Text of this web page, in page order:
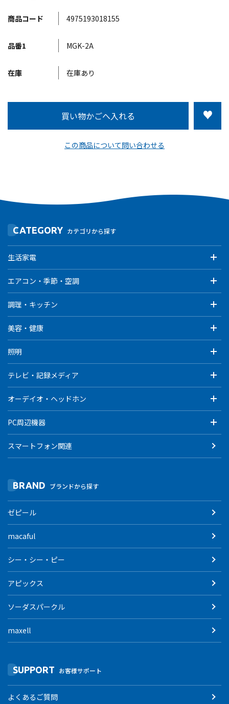
商品コード 4975193018155
品番1 MGK-2A
在庫 在庫あり
この商品について問い合わせる
CATEGORY カテゴリから探す
生活家電
エアコン・季節・空調
調理・キッチン
美容・健康
照明
テレビ・記録メディア
オーデイオ・ヘッドホン
PC周辺機器
スマートフォン関連
BRAND ブランドから探す
ゼピール
macaful
シー・シー・ピー
アピックス
ソーダスパークル
maxell
SUPPORT お客様サポート
よくあるご質問